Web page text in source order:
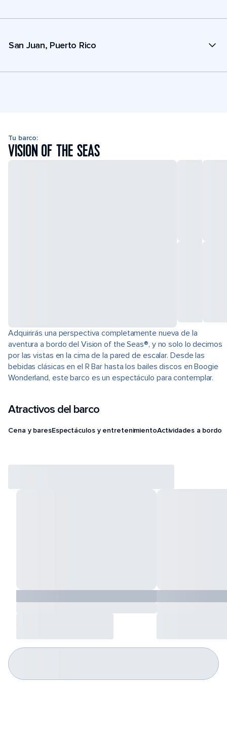
San Juan, Puerto Rico
Tu barco:
VISION OF THE SEAS
Adquirirás una perspectiva completamente nueva de la
aventura a bordo del Vision of the Seas®, y no solo lo decimos
por las vistas en la cima de la pared de escalar. Desde las
bebidas clásicas en el R Bar hasta los bailes discos en Boogie
Wonderland, este barco es un espectáculo para contemplar.
Atractivos del barco
Cena y baresEspectáculos y entretenimientoActividades a bordo